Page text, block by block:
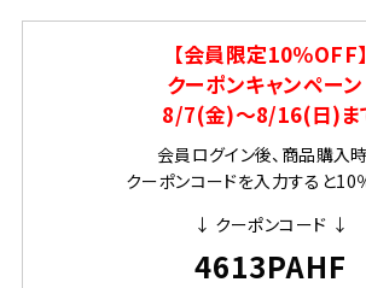
【会員限定10％OFF】
クーポンキャンペーン
8/7(金)～8/16(日)ま
会員ログイン後、商品購入
クーポンコードを入力すると10
↓ クーポンコード ↓
4613PAHF